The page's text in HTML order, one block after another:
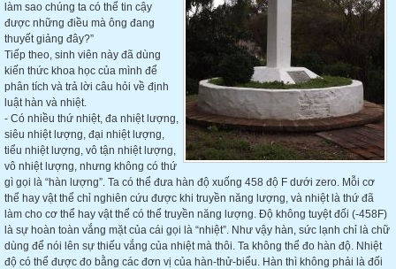
làm sao chúng ta có thể tin cậy
được những điều mà ông đang
thuyết giảng đây?”
Tiếp theo, sinh viên này đã dùng
kiến thức khoa học của mình để
phân tích và trả lời câu hỏi về định
luật hàn và nhiệt.
- Có nhiều thứ nhiệt, đa nhiệt lượng,
siêu nhiệt lượng, đại nhiệt lượng,
tiểu nhiệt lượng, vô tận nhiệt lượng,
vô nhiệt lượng, nhưng không có thứ
gì gọi là “hàn lượng”. Ta có thể đưa hàn độ xuống 458 độ F dưới zero. Mỗi cơ
thể hay vật thể chỉ nghiên cứu được khi truyền năng lượng, và nhiệt là thứ đã
làm cho cơ thể hay vật thể có thể truyền năng lượng. Độ không tuyệt đối (-458F)
là sự hoàn toàn vắng mặt của cái gọi là “nhiệt”. Như vậy hàn, sức lạnh chỉ là chữ
dùng để nói lên sự thiếu vắng của nhiệt mà thôi. Ta không thể đo hàn độ. Nhiệt
độ có thể được đo bằng các đơn vị của hàn-thử-biểu. Hàn thì không phải là đối